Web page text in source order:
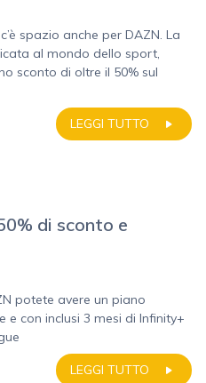
spazio anche per DAZN. La
al mondo dello sport,
sconto di oltre il 50% sul
LEGGI TUTTO
di sconto e
potete avere un piano
e con inclusi 3 mesi di Infinity+
LEGGI TUTTO